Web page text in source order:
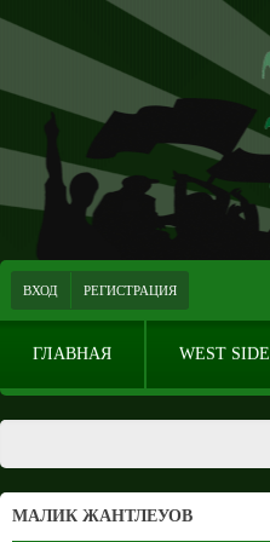
ВХОД РЕГИСТРАЦИЯ
ГЛАВНАЯ WEST SIDE
МАЛИК ЖАНТЛЕУОВ